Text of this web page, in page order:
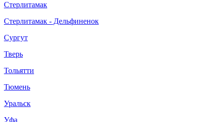
Стерлитамак
Стерлитамак - Дельфиненок
Сургут
Тверь
Тольятти
Тюмень
Уральск
Уфа